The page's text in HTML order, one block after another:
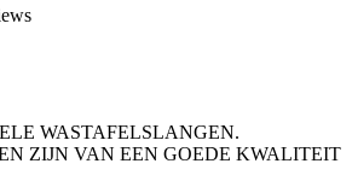
WASTAFELSLANGEN.
ZIJN VAN EEN GOEDE KWALITEIT